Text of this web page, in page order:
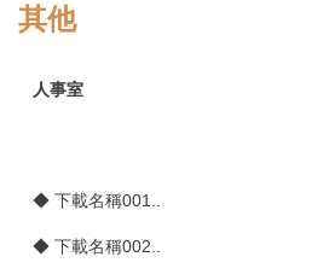
其他
人事室
◆ 下載名稱001..
◆ 下載名稱002..